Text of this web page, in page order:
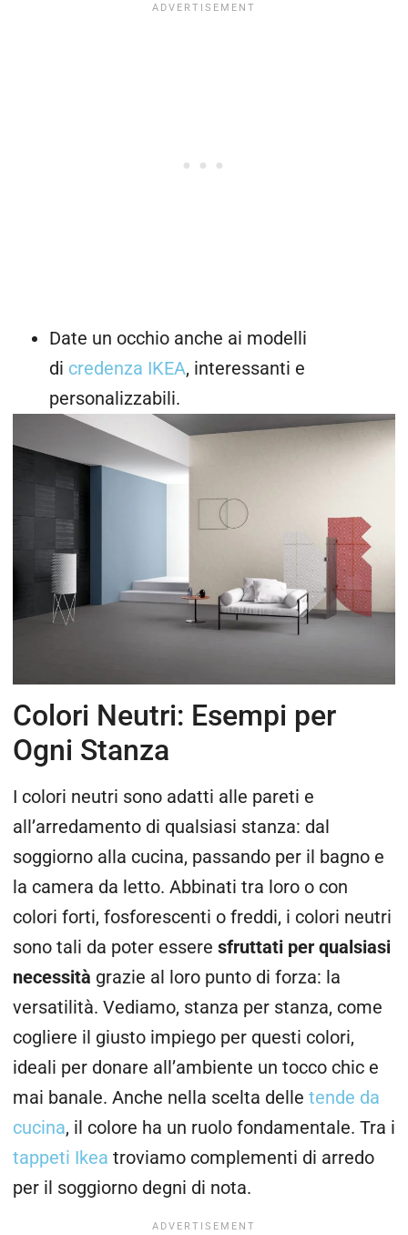
Date un occhio anche ai modelli
di credenza IKEA, interessanti e
personalizzabili.
Colori Neutri: Esempi per
Ogni Stanza
I colori neutri sono adatti alle pareti e
all’arredamento di qualsiasi stanza: dal
soggiorno alla cucina, passando per il bagno e
la camera da letto. Abbinati tra loro o con
colori forti, fosforescenti o freddi, i colori neutri
sono tali da poter essere sfruttati per qualsiasi
necessità grazie al loro punto di forza: la
versatilità. Vediamo, stanza per stanza, come
cogliere il giusto impiego per questi colori,
ideali per donare all’ambiente un tocco chic e
mai banale. Anche nella scelta delle tende da
cucina, il colore ha un ruolo fondamentale. Tra i
tappeti Ikea troviamo complementi di arredo
per il soggiorno degni di nota.